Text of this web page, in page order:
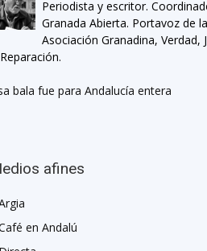
Periodista y escritor.
Granada Abierta. Portavoz de la
Asociación Granadina, Verdad,
bala fue para Andalucía entera
afines
en Andalú